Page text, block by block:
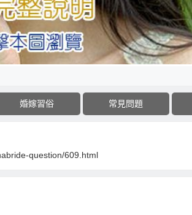
婚嫁習俗 常見問題
question/609.html